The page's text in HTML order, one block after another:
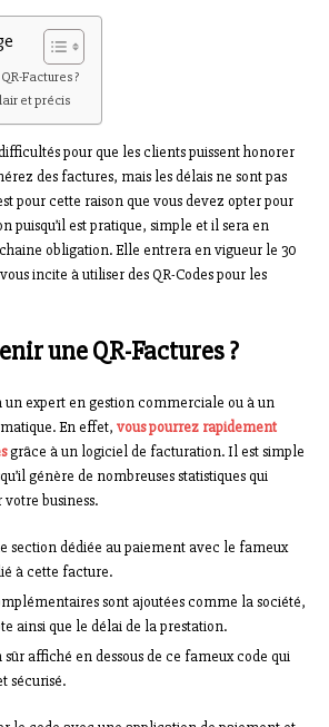
Factures ?
et précis
pour que les clients puissent honorer
des factures, mais les délais ne sont pas
pour cette raison que vous devez opter pour
puisqu’il est pratique, simple et il sera en
obligation. Elle entrera en vigueur le 30
incite à utiliser des QR-Codes pour les
une QR-Factures ?
un expert en gestion commerciale ou à un
En effet, vous pourrez rapidement
grâce à un logiciel de facturation. Il est simple
génère de nombreuses statistiques qui
business.
section dédiée au paiement avec le fameux
à cette facture.
sont ajoutées comme la société,
ainsi que le délai de la prestation.
affiché en dessous de ce fameux code qui
sécurisé.